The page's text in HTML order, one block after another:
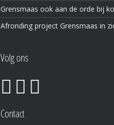
Grensmaas ook aan de orde bij
Afronding project Grensmaas in
Volg ons
Contact